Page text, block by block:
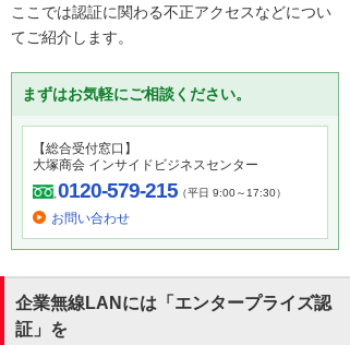
ここでは認証に関わる不正アクセスなどについ
てご紹介します。
まずはお気軽にご相談ください。
【総合受付窓口】
大塚商会 インサイドビジネスセンター
0120-579-215（平日 9:00～17:30）
お問い合わせ
企業無線LANには「エンタープライズ認
証」を